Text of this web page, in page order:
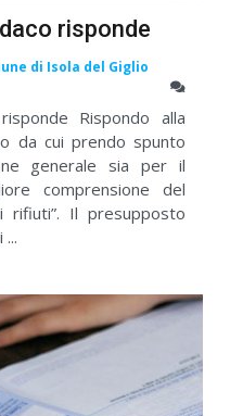
risponde
di Isola del Giglio
Rispondo alla
da cui prendo spunto
generale sia per il
comprensione del
rifiuti”. Il presupposto